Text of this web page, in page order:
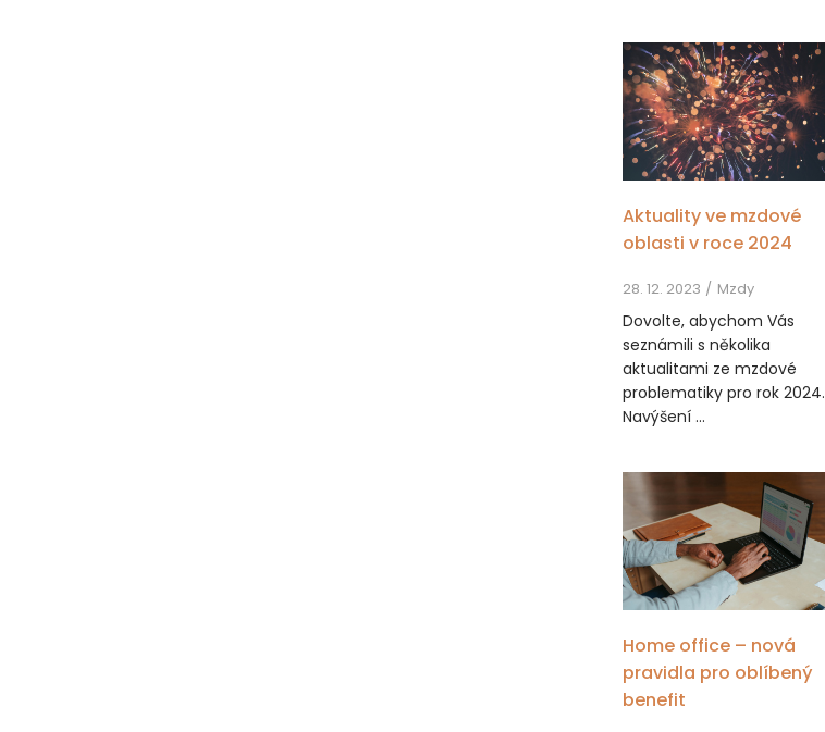
Aktuality ve mzdové
oblasti v roce 2024
28. 12. 2023 Mzdy
Dovolte, abychom Vás
seznámili s několika
aktualitami ze mzdové
problematiky pro rok 2024.
Navýšení ...
Home office – nová
pravidla pro oblíbený
benefit